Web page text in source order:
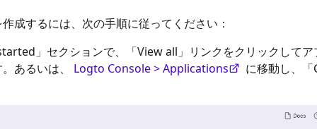
成するには、次の手順に従ってください：
」セクションで、「View all」リンクをクリックしてア
あるいは、
Logto Console > Applications に移動し、